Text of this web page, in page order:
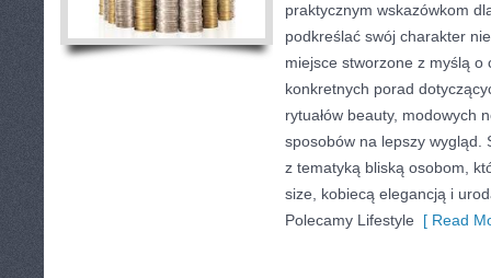
praktycznym wskazówkom
podkreślać swój charakter
miejsce stworzone z myślą o
konkretnych porad
rytuałów beauty, modowych
sposobów na lepszy wygląd.
z tematyką bliską osobom,
size, kobiecą elegancją i
Polecamy Lifestyle [ Read